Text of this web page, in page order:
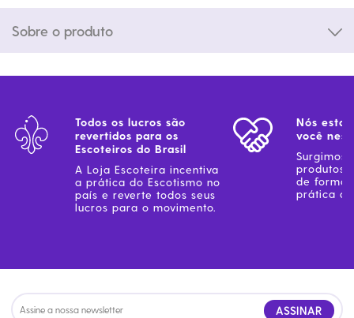
Sobre o produto
Todos os lucros são
revertidos para os
Escoteiros do Brasil
A Loja Escoteira incentiva
a prática do Escotismo no
país e reverte todos seus
lucros para o movimento.
Nós
você
Surgimos
produtos
de forma
prática
ASSINAR